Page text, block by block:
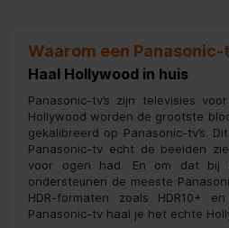
Waarom een
Haal Hollywood in huis
Panasonic-tv’s zijn televisies
Hollywood worden de grootste
gekalibreerd op Panasonic-tv’s.
Panasonic-tv echt de beelden
voor ogen had. En om dat bij
ondersteunen de meeste
HDR-formaten zoals HDR10+
Panasonic-tv haal je het echte